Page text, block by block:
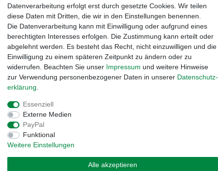
Widerrufs­recht
Datenverarbeitung erfolgt erst durch gesetzte Cookies. Wir teilen
diese Daten mit Dritten, die wir in den Einstellungen benennen.
Die Datenverarbeitung kann mit Einwilligung oder aufgrund eines
berechtigten Interesses erfolgen. Die Zustimmung kann erteilt oder
abgelehnt werden. Es besteht das Recht, nicht einzuwilligen und die
Einwilligung zu einem späteren Zeitpunkt zu ändern oder zu
widerrufen. Beachten Sie unser Impressum und weitere Hinweise
zur Verwendung personenbezogener Daten in unserer Daten­schutz­
erklärung
Essenziell
Externe Medien
PayPal
Funktional
Weitere Einstellungen
Alle akzeptieren